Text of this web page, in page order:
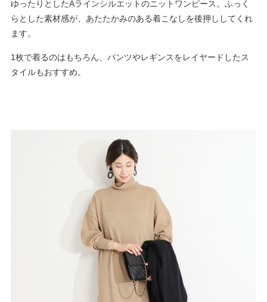
ゆったりとしたAラインシルエットのニットワンピース。ふっく
らとした素材感が、あたたかみのある着こなしを後押ししてくれ
ます。
1枚で着るのはもちろん、パンツやレギンスをレイヤードしたス
タイルもおすすめ。